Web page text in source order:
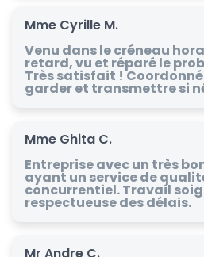
Mme Cyrille M.
Venu dans le créneau
retard, vu et réparé le
Très satisfait !
garder et transmettre si
Mme Ghita C.
Entreprise avec un très
ayant un service de
concurrentiel. Travail
respectueuse des délais.
Mr Andre C.